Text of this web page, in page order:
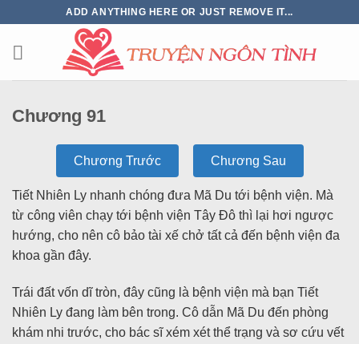
ADD ANYTHING HERE OR JUST REMOVE IT...
Chương 91
Chương Trước Chương Sau
Tiết Nhiên Ly nhanh chóng đưa Mã Du tới bệnh viện. Mà
từ công viên chạy tới bệnh viện Tây Đô thì lại hơi ngược
hướng, cho nên cô bảo tài xế chở tất cả đến bệnh viện đa
khoa gần đây.
Trái đất vốn dĩ tròn, đây cũng là bệnh viện mà bạn Tiết
Nhiên Ly đang làm bên trong. Cô dẫn Mã Du đến phòng
khám nhi trước, cho bác sĩ xém xét thể trạng và sơ cứu vết